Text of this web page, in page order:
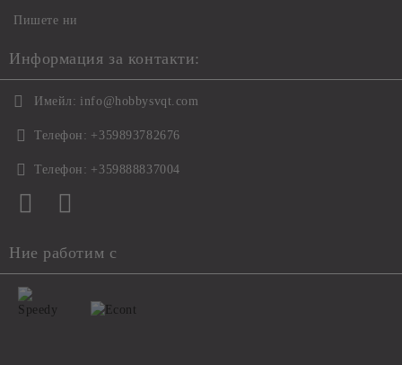
Пишете ни
Информация за контакти:
Имейл: info@hobbysvqt.com
Телефон: +359893782676
Телефон: +359888837004
Ние работим с